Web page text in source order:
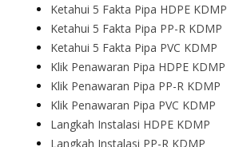
Ketahui 5 Fakta Pipa HDPE KDMP
Ketahui 5 Fakta Pipa PP-R KDMP
Ketahui 5 Fakta Pipa PVC KDMP
Klik Penawaran Pipa HDPE KDMP
Klik Penawaran Pipa PP-R KDMP
Klik Penawaran Pipa PVC KDMP
Langkah Instalasi HDPE KDMP
Langkah Instalasi PP-R KDMP